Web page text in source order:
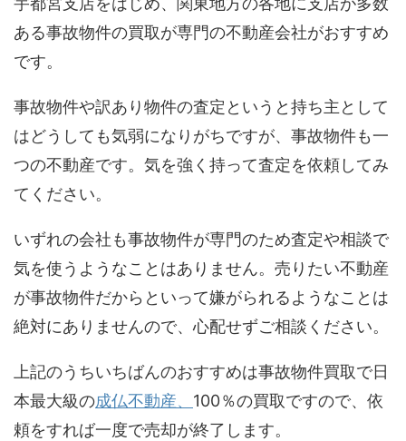
ある事故物件の買取が専門の不動産会社がおすすめ
です。
事故物件や訳あり物件の査定というと持ち主として
はどうしても気弱になりがちですが、事故物件も一
つの不動産です。気を強く持って査定を依頼してみ
てください。
いずれの会社も事故物件が専門のため査定や相談で
気を使うようなことはありません。売りたい不動産
が事故物件だからといって嫌がられるようなことは
絶対にありませんので、心配せずご相談ください。
上記のうちいちばんのおすすめは事故物件買取で日
本最大級の成仏不動産、 100％の買取ですので、依
頼をすれば一度で売却が終了します。